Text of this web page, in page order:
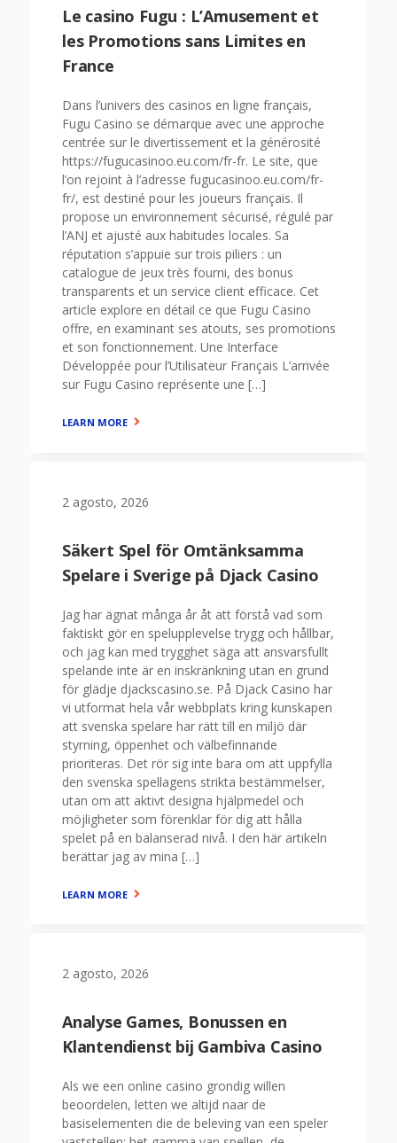
Le casino Fugu : L’Amusement et
les Promotions sans Limites en
France
Dans l’univers des casinos en ligne français,
Fugu Casino se démarque avec une approche
centrée sur le divertissement et la générosité
https://fugucasinoo.eu.com/fr-fr. Le site, que
l’on rejoint à l’adresse fugucasinoo.eu.com/fr-
fr/, est destiné pour les joueurs français. Il
propose un environnement sécurisé, régulé par
l’ANJ et ajusté aux habitudes locales. Sa
réputation s’appuie sur trois piliers : un
catalogue de jeux très fourni, des bonus
transparents et un service client efficace. Cet
article explore en détail ce que Fugu Casino
offre, en examinant ses atouts, ses promotions
et son fonctionnement. Une Interface
Développée pour l’Utilisateur Français L’arrivée
sur Fugu Casino représente une […]
LEARN MORE
2 agosto, 2026
Säkert Spel för Omtänksamma
Spelare i Sverige på Djack Casino
Jag har ägnat många år åt att förstå vad som
faktiskt gör en spelupplevelse trygg och hållbar,
och jag kan med trygghet säga att ansvarsfullt
spelande inte är en inskränkning utan en grund
för glädje djackscasino.se. På Djack Casino har
vi utformat hela vår webbplats kring kunskapen
att svenska spelare har rätt till en miljö där
styrning, öppenhet och välbefinnande
prioriteras. Det rör sig inte bara om att uppfylla
den svenska spellagens strikta bestämmelser,
utan om att aktivt designa hjälpmedel och
möjligheter som förenklar för dig att hålla
spelet på en balanserad nivå. I den här artikeln
berättar jag av mina […]
LEARN MORE
2 agosto, 2026
Analyse Games, Bonussen en
Klantendienst bij Gambiva Casino
Als we een online casino grondig willen
beoordelen, letten we altijd naar de
basiselementen die de beleving van een speler